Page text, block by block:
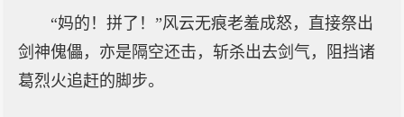
“妈的！拼了！”风云无痕老羞成怒，直接祭出
剑神傀儡，亦是隔空还击，斩杀出去剑气，阻挡诸
葛烈火追赶的脚步。